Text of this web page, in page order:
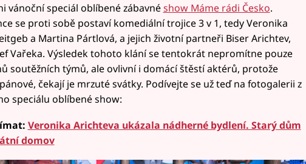
vánoční speciál oblíbené zábavnéshow Máme rádi Česko.
se proti sobě postaví komediální trojice 3 v 1, tedy Veronika
a Martina Pártlová, a jejich životní partneři Biser Arichtev,
Vařeka. Výsledek tohoto klání se tentokrát nepromítne pouze
soutěžních týmů, ale ovlivní i domácí štěstí aktérů, protože
čekají je mrzuté svátky. Podívejte se už teď na fotogalerii z
speciálu oblíbené show:
Veronika Arichteva ukázala nádherné bydlení. Starý dům
domov